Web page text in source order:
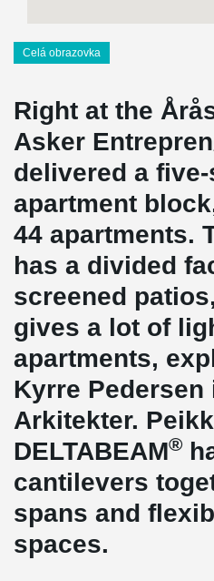
Celá obrazovka
Right at the
Asker
delivered a
apartment
44 apartments.
has a divided
screened
gives a lot of
apartments,
Kyrre Pedersen
Arkitekter.
DELTABEAM®
cantilevers
spans and
spaces.